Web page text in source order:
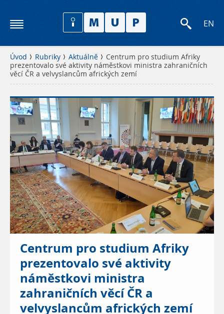
EN
Úvod Rubriky Aktuálně
Centrum pro studium Afriky
prezentovalo své aktivity náměstkovi ministra zahraničních
věcí ČR a velvyslancům afrických zemí
Centrum pro studium Afriky
prezentovalo své aktivity
náměstkovi ministra
zahraničních věcí ČR a
velvyslancům afrických zemí